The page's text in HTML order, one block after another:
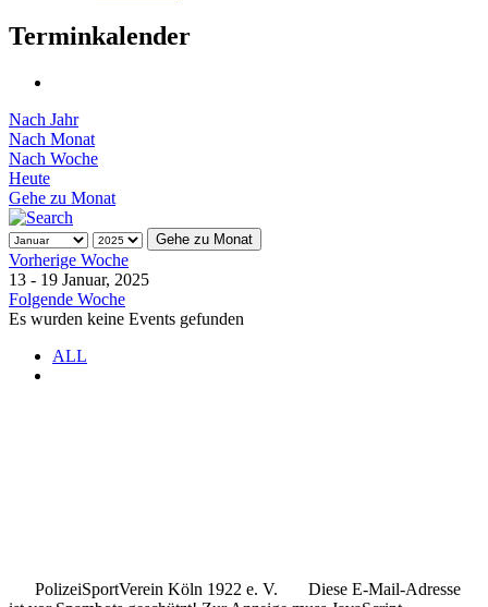
Terminkalender
Nach Jahr
Nach Monat
Nach Woche
Heute
Gehe zu Monat
Gehe zu Monat
Vorherige Woche
13 - 19 Januar, 2025
Folgende Woche
Es wurden keine Events gefunden
ALL
PolizeiSportVerein Köln 1922 e. V.
Diese E-Mail-Adresse